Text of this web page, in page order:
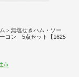
＞無塩せきハム・ソー
コン 5点セット【1625
市